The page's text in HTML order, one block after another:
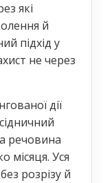
які
й
підхід у
не через
дії
речовина
місяця. Уся
розрізу й